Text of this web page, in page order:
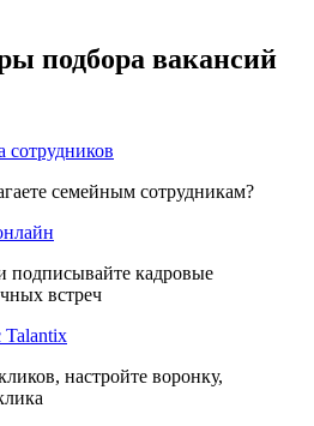
подбора вакансий
сотрудников
семейным сотрудникам?
подписывайте кадровые
встреч
Talantix
настройте воронку,